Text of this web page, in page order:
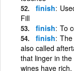
finish
Fill
finish To
finish
also called
that linger in
wines have